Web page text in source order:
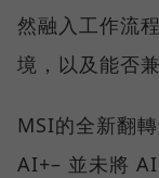
然融入工作流
境，以及能否
MSI的全新翻
AI+– 並未將